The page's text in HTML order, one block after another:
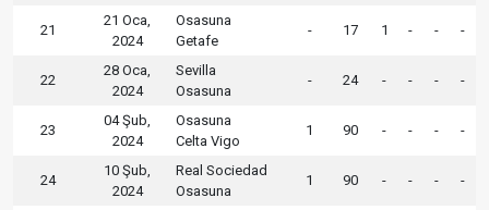
21
21 Oca,
2024
Osasuna
Getafe
- 17 1 - - -
22
28 Oca,
2024
Sevilla
Osasuna
- 24 - - - -
23
04 Şub,
2024
Osasuna
Celta Vigo
1 90 - - - -
24
10 Şub,
2024
Real Sociedad
Osasuna
1 90 - - - -